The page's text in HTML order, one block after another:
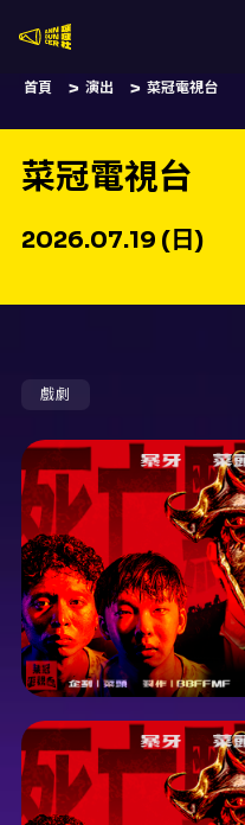
首頁 演出 菜冠電視台
菜冠電視台
2026.07.19 (日)
戲劇